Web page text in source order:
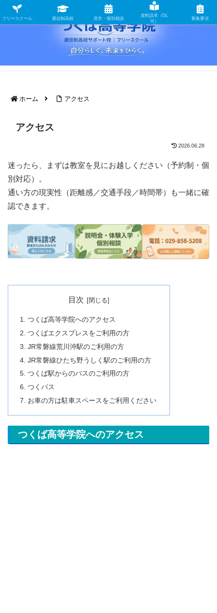
ホーム アクセス
アクセス
2026.06.28
迷ったら、まずは教室を見にお越しください（予約制・個
別対応）。
通い方の現実性（距離感／交通手段／時間帯）も一緒に確
認できます。
目次
つくば高等学院へのアクセス
つくばエクスプレスをご利用の方
JR常磐線荒川沖駅のご利用の方
JR常磐線ひたち野うしく駅のご利用の方
つくば駅からのバスのご利用の方
つくバス
お車の方は駐車スペースをご利用ください
つくば高等学院へのアクセス
フリースクール 通信制高校 見学・個別相談
資料請求（DL
可）
募集要項